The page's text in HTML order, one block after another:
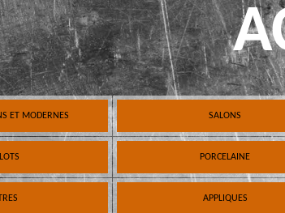
ET MODERNES SALONS
PORCELAINE
APPLIQUES